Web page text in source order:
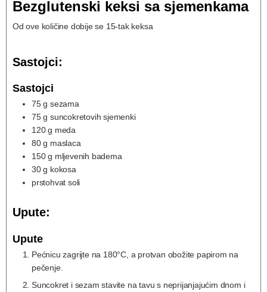
Bezglutenski keksi sa sjemenkama
Od ove količine dobije se 15-tak keksa
Sastojci:
Sastojci
75 g sezama
75 g suncokretovih sjemenki
120 g meda
80 g maslaca
150 g mljevenih badema
30 g kokosa
prstohvat soli
Upute:
Upute
Pećnicu zagrijte na 180°C, a protvan obožite papirom na
pečenje.
Suncokret i sezam stavite na tavu s neprijanjajućim dnom i